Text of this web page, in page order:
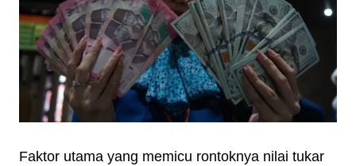
Faktor utama yang memicu rontoknya nilai tukar